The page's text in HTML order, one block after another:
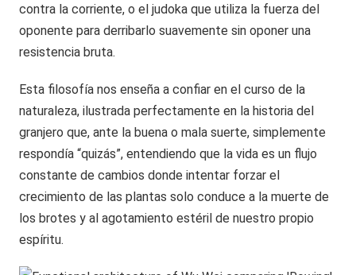
contra la corriente, o el judoka que utiliza la fuerza del
oponente para derribarlo suavemente sin oponer una
resistencia bruta.
Esta filosofía nos enseña a confiar en el curso de la
naturaleza, ilustrada perfectamente en la historia del
granjero que, ante la buena o mala suerte, simplemente
respondía “quizás”, entendiendo que la vida es un flujo
constante de cambios donde intentar forzar el
crecimiento de las plantas solo conduce a la muerte de
los brotes y al agotamiento estéril de nuestro propio
espíritu.